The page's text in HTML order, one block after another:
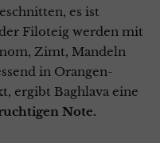
es ist
Filoteig werden mit
Zimt, Mandeln
in Orangen-
ergibt Baghlava eine
Note.